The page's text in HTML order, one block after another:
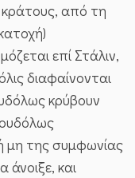
κράτους, από τη
επί Στάλιν,
διαφαίνονται
κρύβουν
μη της συμφωνίας
και